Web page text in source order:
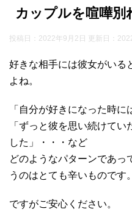
カップルを喧嘩
投稿日：2022年9月2日 更新日：
好きな相手には彼女がいる
よね。
「自分が好きになった時に
「ずっと彼を思い続けて
した」・・・など
どのようなパターンであっ
うのはとても辛いものです。
ですがご安心ください。